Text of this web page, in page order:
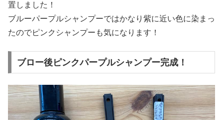
置しました！
ブルーパープルシャンプーではかなり紫に近い色に染まっ
たのでピンクシャンプーも気になります！
ブロー後ピンクパープルシャンプー完成！